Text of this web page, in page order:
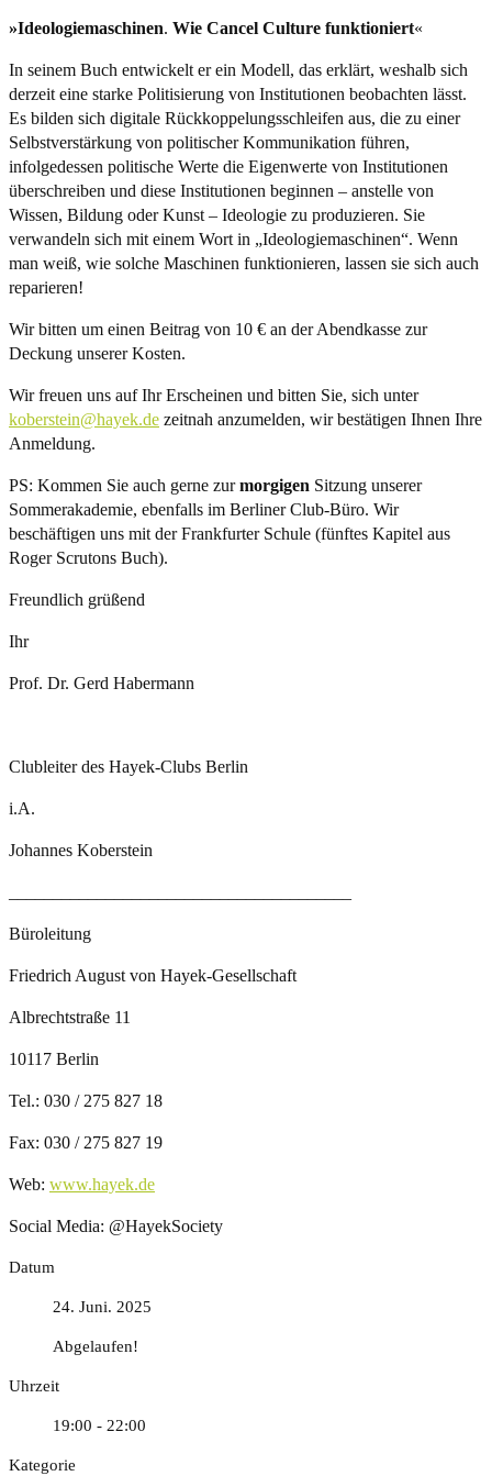
»Ideologiemaschinen. Wie Cancel Culture funktioniert«
In seinem Buch entwickelt er ein Modell, das erklärt, weshalb sich
derzeit eine starke Politisierung von Institutionen beobachten lässt.
Es bilden sich digitale Rückkoppelungsschleifen aus, die zu einer
Selbstverstärkung von politischer Kommunikation führen,
infolgedessen politische Werte die Eigenwerte von Institutionen
überschreiben und diese Institutionen beginnen – anstelle von
Wissen, Bildung oder Kunst – Ideologie zu produzieren. Sie
verwandeln sich mit einem Wort in „Ideologiemaschinen“. Wenn
man weiß, wie solche Maschinen funktionieren, lassen sie sich auch
reparieren!
Wir bitten um einen Beitrag von 10 € an der Abendkasse zur
Deckung unserer Kosten.
Wir freuen uns auf Ihr Erscheinen und bitten Sie, sich unter
koberstein@hayek.de zeitnah anzumelden, wir bestätigen Ihnen Ihre
Anmeldung.
PS: Kommen Sie auch gerne zurmorgigen Sitzung unserer
Sommerakademie, ebenfalls im Berliner Club-Büro. Wir
beschäftigen uns mit der Frankfurter Schule (fünftes Kapitel aus
Roger Scrutons Buch).
Freundlich grüßend
Ihr
Prof. Dr. Gerd Habermann
Clubleiter des Hayek-Clubs Berlin
i.A.
Johannes Koberstein
Büroleitung
Friedrich August von Hayek-Gesellschaft
Albrechtstraße 11
10117 Berlin
Tel.: 030 / 275 827 18
Fax: 030 / 275 827 19
Web: www.hayek.de
Social Media: @HayekSociety
Datum
24. Juni. 2025
Abgelaufen!
Uhrzeit
19:00 - 22:00
Kategorie